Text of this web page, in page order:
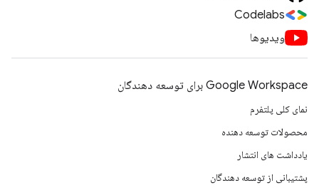
Codelabs
ویدیوها
Google Workspace برای توسعه دهندگان
نمای کلی پلتفرم
محصولات توسعه دهنده
یادداشت های انتشار
پشتیبانی از توسعه دهندگان